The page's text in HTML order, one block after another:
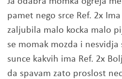
pamet nego srce Ref. 2x
zaljubila malo kocka malo
se momak mozda i nesvidja
sunce kakvih ima Ref. 2x
da spavam zato proslost